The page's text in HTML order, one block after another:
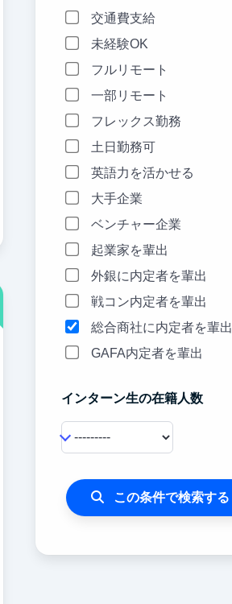
交通費支給
未経験OK
フルリモート
一部リモート
フレックス勤務
土日勤務可
英語力を活かせる
大手企業
ベンチャー企業
起業家を輩出
外銀に内定者を輩出
戦コン内定者を輩出
総合商社に内定者を輩出
GAFA内定者を輩出
インターン生の在籍人数
この条件で検索する